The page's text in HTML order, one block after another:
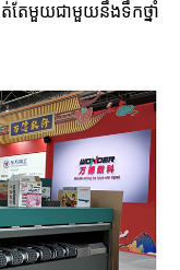
ត់តែមួយជាមួយនឹងទឹកថ្នាំ